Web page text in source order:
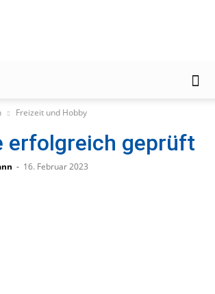
Zeitung
Freizeit und Hobby
erfolgreich geprüft
- 16. Februar 2023